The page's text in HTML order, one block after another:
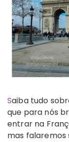
Saiba tudo sobre a imigração na França Sabemos
que para nós
entrar na
mas falaremos